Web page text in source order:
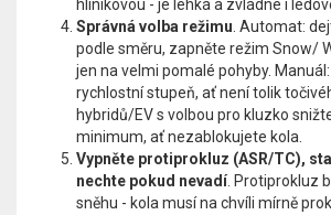
hliníkovou - je lehká a zvládne i
Správná volba režimu. Automat:
podle směru, zapněte režim Snow/
jen na velmi pomalé pohyby.
rychlostní stupeň, ať není tolik
hybridů/EV s volbou pro kluzko
minimum, ať nezablokujete kola.
Vypněte protiprokluz (ASR/TC),
nechte pokud nevadí. Protiprokluz
sněhu - kola musí na chvíli mírně